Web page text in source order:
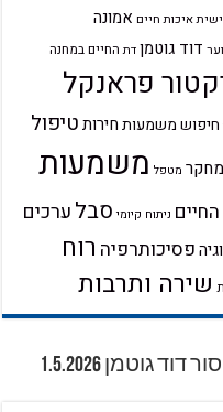
איכות חיים אמונה
דוד גוטמן דת החיים במחנה
פראנקל
חיפוש משמעותחירותטיפול
מחקר מטפל משמעות
ניתוח קיומי סבלערכים
פסיכותרפיה רוח
שירה ותרבות
יום הולדת 94 ומגן הוקרה לפרופסור דוד גוטמן 1.5.2026